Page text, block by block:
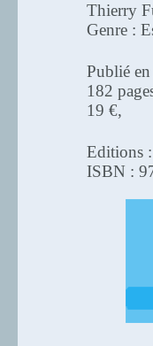
Thierry
Genre :
Publié
182
19 €,
Editions
ISBN :